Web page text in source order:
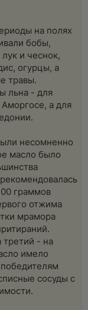
на полях
бобы,
и чеснок,
огурцы, а
травы.
льна - для
а для
несомненно
масло было
граммов
отжима
мрамора
- на
имело
сосуды с